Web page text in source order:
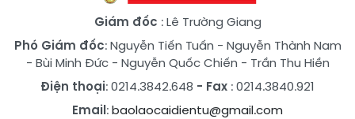
Giám đốc : Lê Trường Giang
Phó Giám đốc:Nguyễn Tiến Tuấn - Nguyễn Thành Nam
- Bùi Minh Đức- Nguyễn Quốc Chiến - Trần Thu Hiền
Điện thoại: 0214.3842.648 - Fax : 0214.3840.921
Email:baolaocaidientu@gmail.com